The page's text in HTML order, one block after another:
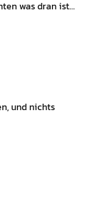
was dran ist…
und nichts